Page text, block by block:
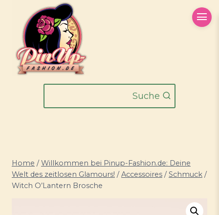
springen
Suche
Home / Willkommen bei Pinup-Fashion.de: Deine
Welt des zeitlosen Glamours! / Accessoires / Schmuck /
Witch O’Lantern Brosche